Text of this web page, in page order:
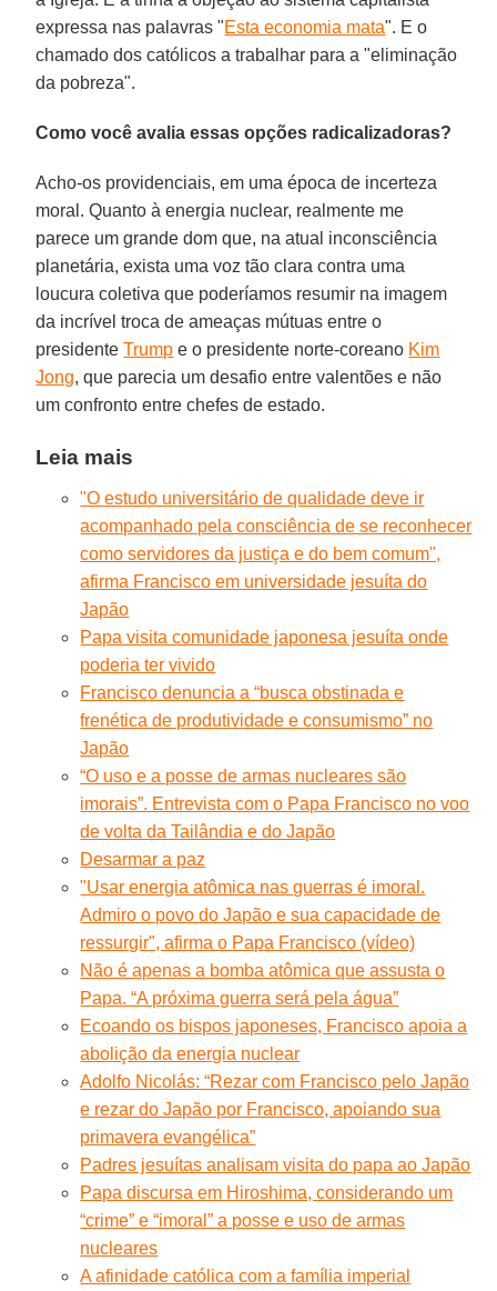
expressa nas palavras "Esta economia mata". E o
chamado dos católicos a trabalhar para a "eliminação
da pobreza".
Como você avalia essas opções radicalizadoras?
Acho-os providenciais, em uma época de incerteza
moral. Quanto à energia nuclear, realmente me
parece um grande dom que, na atual inconsciência
planetária, exista uma voz tão clara contra uma
loucura coletiva que poderíamos resumir na imagem
da incrível troca de ameaças mútuas entre o
presidenteTrump e o presidente norte-coreano Kim
Jong, que parecia um desafio entre valentões e não
um confronto entre chefes de estado.
Leia mais
"O estudo universitário de qualidade deve ir
acompanhado pela consciência de se reconhecer
como servidores da justiça e do bem comum",
afirma Francisco em universidade jesuíta do
Japão
Papa visita comunidade japonesa jesuíta onde
poderia ter vivido
Francisco denuncia a “busca obstinada e
frenética de produtividade e consumismo” no
Japão
“O uso e a posse de armas nucleares são
imorais”. Entrevista com o Papa Francisco no voo
de volta da Tailândia e do Japão
Desarmar a paz
"Usar energia atômica nas guerras é imoral.
Admiro o povo do Japão e sua capacidade de
ressurgir", afirma o Papa Francisco (vídeo)
Não é apenas a bomba atômica que assusta o
Papa. “A próxima guerra será pela água”
Ecoando os bispos japoneses, Francisco apoia a
abolição da energia nuclear
Adolfo Nicolás: “Rezar com Francisco pelo Japão
e rezar do Japão por Francisco, apoiando sua
primavera evangélica”
Padres jesuítas analisam visita do papa ao Japão
Papa discursa em Hiroshima, considerando um
“crime” e “imoral” a posse e uso de armas
nucleares
A afinidade católica com a família imperial